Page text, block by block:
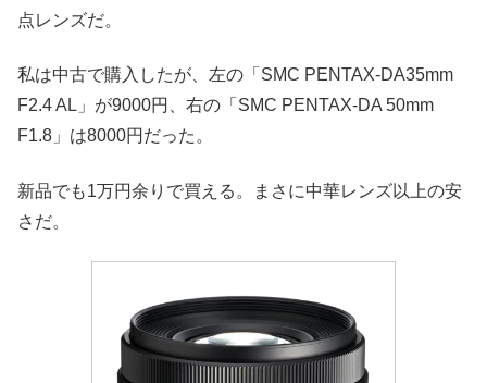
点レンズだ。
私は中古で購入したが、左の「SMC PENTAX-DA35mm
F2.4 AL」が9000円、右の「SMC PENTAX-DA 50mm
F1.8」は8000円だった。
新品でも1万円余りで買える。まさに中華レンズ以上の安
さだ。